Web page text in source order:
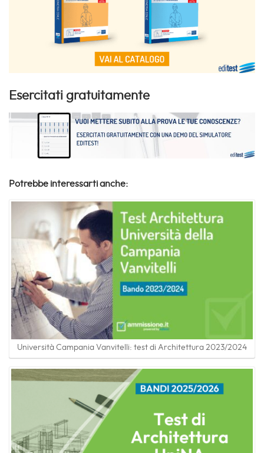
Esercitati gratuitamente
Potrebbe interessarti anche:
Università Campania Vanvitelli: test di Architettura 2023/2024